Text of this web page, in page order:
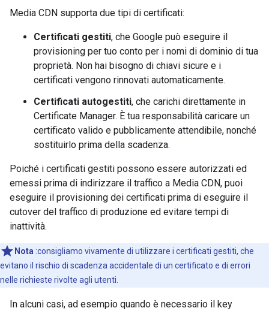
Media CDN supporta due tipi di certificati:
Certificati gestiti, che Google può eseguire il
provisioning per tuo conto per i nomi di dominio di tua
proprietà. Non hai bisogno di chiavi sicure e i
certificati vengono rinnovati automaticamente.
Certificati autogestiti, che carichi direttamente in
Certificate Manager. È tua responsabilità caricare un
certificato valido e pubblicamente attendibile, nonché
sostituirlo prima della scadenza.
Poiché i certificati gestiti possono essere autorizzati ed
emessi prima di indirizzare il traffico a Media CDN, puoi
eseguire il provisioning dei certificati prima di eseguire il
cutover del traffico di produzione ed evitare tempi di
inattività.
Nota :consigliamo vivamente di utilizzare i certificati gestiti, che
evitano il rischio di scadenza accidentale di un certificato e di errori
nelle richieste rivolte agli utenti.
In alcuni casi, ad esempio quando è necessario il key